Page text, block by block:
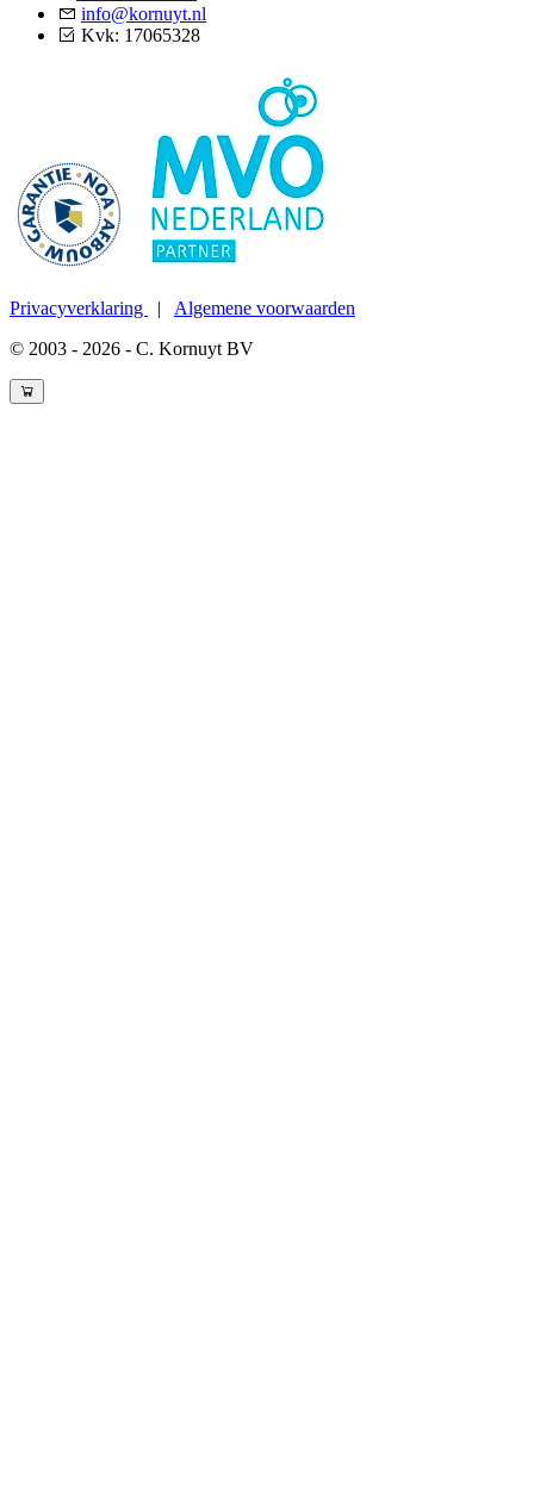
info@kornuyt.nl
Kvk: 17065328
Privacyverklaring
Algemene voorwaarden
© 2003 - 2026 - C. Kornuyt BV